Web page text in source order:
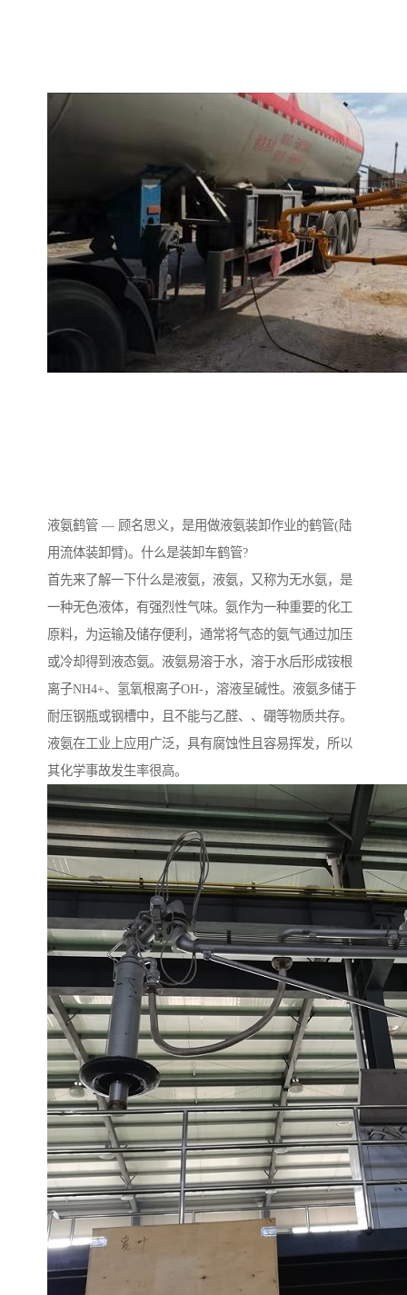
液氨鹤管 — 顾名思义，是用做液氨装卸作业的鹤管(陆
用流体装卸臂)。什么是装卸车鹤管?
首先来了解一下什么是液氨，液氨，又称为无水氨，是
一种无色液体，有强烈性气味。氨作为一种重要的化工
原料，为运输及储存便利，通常将气态的氨气通过加压
或冷却得到液态氨。液氨易溶于水，溶于水后形成铵根
离子NH4+、氢氧根离子OH-，溶液呈碱性。液氨多储于
耐压钢瓶或钢槽中，且不能与乙醛、、硼等物质共存。
液氨在工业上应用广泛，具有腐蚀性且容易挥发，所以
其化学事故发生率很高。